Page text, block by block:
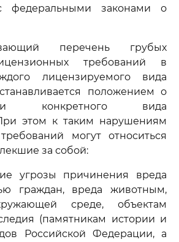
федеральными законами о
перечень грубых
требований в
лицензируемого вида
положением о
конкретного вида
этом к таким нарушениям
могут относиться
за собой:
угрозы причинения вреда
граждан, вреда животным,
среде, объектам
(памятникам истории и
Российской Федерации, а